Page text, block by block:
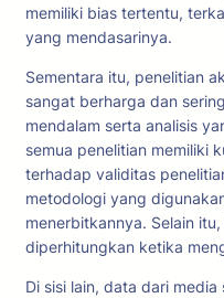
memiliki bias tertentu,
yang mendasarinya.
Sementara itu, penelitian
sangat berharga dan
mendalam serta analisis
semua penelitian memiliki
terhadap validitas
metodologi yang
menerbitkannya. Selain
diperhitungkan ketika
Di sisi lain, data dari